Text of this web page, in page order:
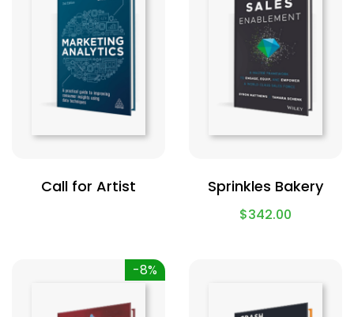
Call for Artist Sprinkles Bakery
$342.00
-8%